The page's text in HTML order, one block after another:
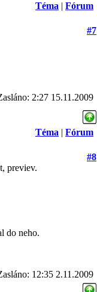
Téma | Fórum
#7
2:27 15.11.2009
Téma | Fórum
#8
previev.
do neho.
12:35 2.11.2009